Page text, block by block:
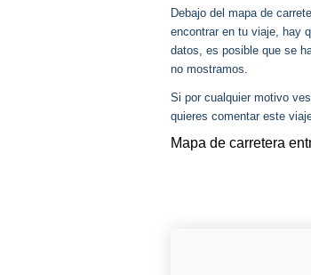
Debajo del mapa de
encontrar en tu viaje, hay
datos, es posible que se
no mostramos.
Si por cualquier motivo
quieres comentar este
Mapa de carretera